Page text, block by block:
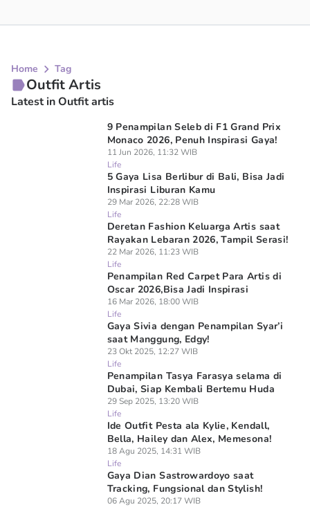
Home Tag
Outfit Artis
Latest in Outfit artis
9 Penampilan Seleb di F1 Grand Prix
Monaco 2026, Penuh Inspirasi Gaya!
11 Jun 2026, 11:32 WIB
Life
5 Gaya Lisa Berlibur di Bali, Bisa Jadi
Inspirasi Liburan Kamu
29 Mar 2026, 22:28 WIB
Life
Deretan Fashion Keluarga Artis saat
Rayakan Lebaran 2026, Tampil Serasi!
22 Mar 2026, 11:23 WIB
Life
Penampilan Red Carpet Para Artis di
Oscar 2026,Bisa Jadi Inspirasi
16 Mar 2026, 18:00 WIB
Life
Gaya Sivia dengan Penampilan Syar’i
saat Manggung, Edgy!
23 Okt 2025, 12:27 WIB
Life
Penampilan Tasya Farasya selama di
Dubai, Siap Kembali Bertemu Huda
29 Sep 2025, 13:20 WIB
Life
Ide Outfit Pesta ala Kylie, Kendall,
Bella, Hailey dan Alex, Memesona!
18 Agu 2025, 14:31 WIB
Life
Gaya Dian Sastrowardoyo saat
Tracking, Fungsional dan Stylish!
06 Agu 2025, 20:17 WIB